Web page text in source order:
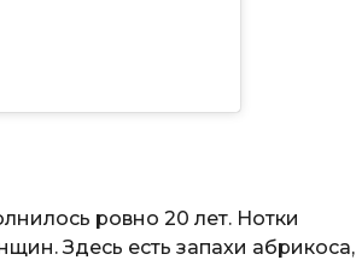
ровно 20 лет. Нотки
Здесь есть запахи абрикоса,